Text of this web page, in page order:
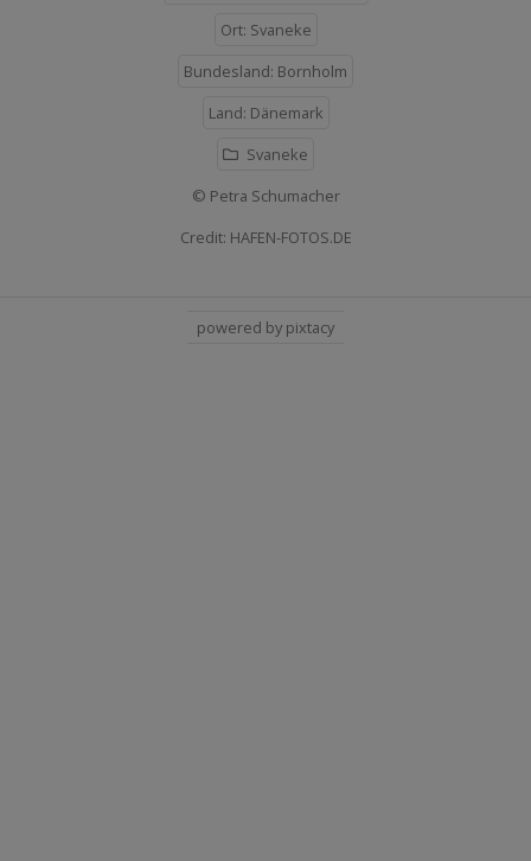
Ort: Svaneke
Bundesland: Bornholm
Land: Dänemark
Svaneke
© Petra Schumacher
Credit: HAFEN-FOTOS.DE
powered by pixtacy